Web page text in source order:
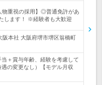
物重視の採用】◎普通免許があ
します！ ※経験者も大歓迎
本社 大阪府堺市堺区翁橋町
＋賞与年齢、経験を考慮して
の変更なし）【モデル月収